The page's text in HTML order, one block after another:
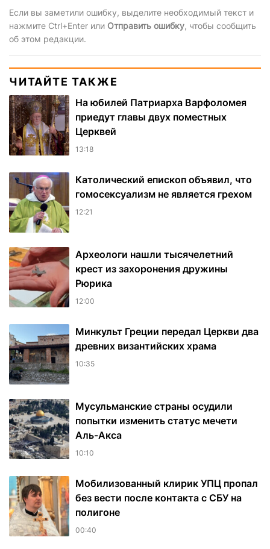
Если вы заметили ошибку, выделите необходимый текст и
нажмите Ctrl+Enter или Отправить ошибку, чтобы сообщить
об этом редакции.
ЧИТАЙТЕ ТАКЖЕ
На юбилей Патриарха Варфоломея
приедут главы двух поместных
Церквей
13:18
Католический епископ объявил, что
гомосексуализм не является грехом
12:21
Археологи нашли тысячелетний
крест из захоронения дружины
Рюрика
12:00
Минкульт Греции передал Церкви два
древних византийских храма
10:35
Мусульманские страны осудили
попытки изменить статус мечети
Аль-Акса
10:10
Мобилизованный клирик УПЦ пропал
без вести после контакта с СБУ на
полигоне
00:40